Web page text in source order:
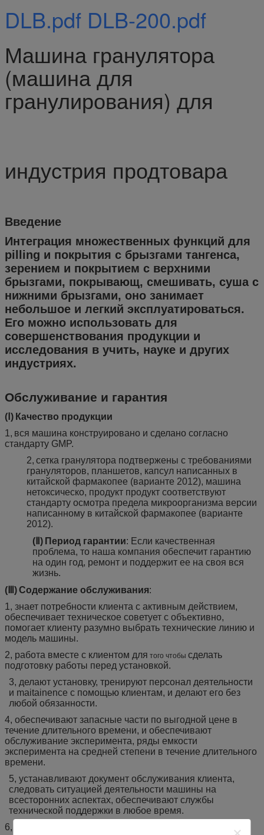
DLB.pdf DLB-200.pdf
Машина гранулятора
(машина для
гранулирования) для
индустрия продтовара
Введение
Интеграция множественных функций для
pilling и покрытия с брызгами тангенса,
зерением и покрытием с верхними
брызгами, покрывающ, смешивать, суша с
нижними брызгами, оно занимает
небольшое и легкий эксплуатироваться.
Его можно использовать для
совершенствования продукции и
исследования в учить, науке и других
индустриях.
Обслуживание и гарантия
(Ⅰ) Качество продукции
1 , вся машина конструировано и сделано согласно
стандарту GMP.
2, сетка гранулятора подтвержены с требованиями
грануляторов, планшетов, капсул написанных в
китайской фармакопее (варианте 2012), машина
нетоксическо, продукт продукт соответствуют
стандарту осмотра предела микроорганизма версии
написанному в китайской фармакопее (варианте
2012).
(Ⅱ) Период гарантии: Если качественная
проблема, то наша компания обеспечит гарантию
на один год, ремонт и поддержит ее на своя вся
жизнь.
(Ⅲ)Содержание обслуживания:
1 , знает потребности клиента с активным действием,
обеспечивает техническое советует с объективно,
помогает клиенту разумно выбрать технические линию и
модель машины.
2, работа вместе с клиентом для того чтобы сделать
подготовку работы перед установкой.
3, делают установку, тренируют персонал деятельности
и maitainence с помощью клиентам, и делают его без
любой обязанности.
4, обеспечивают запасные части по выгодной цене в
течение длительного времени, и обеспечивают
обслуживание эксперимента, ряды емкости
эксперимента на средней степени в течение длительного
времени.
5,устанавливают документ обслуживания клиента,
следовать ситуацией деятельности машины на
всесторонних аспектах, обеспечивают службы
технической поддержки в любое время.
6,